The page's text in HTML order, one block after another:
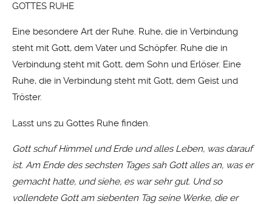
GOTTES RUHE
Eine besondere Art der Ruhe. Ruhe, die in Verbindung
steht mit Gott, dem Vater und Schöpfer. Ruhe die in
Verbindung steht mit Gott, dem Sohn und Erlöser. Eine
Ruhe, die in Verbindung steht mit Gott, dem Geist und
Tröster.
Lasst uns zu Gottes Ruhe finden.
Gott schuf Himmel und Erde und alles Leben, was darauf
ist. Am Ende des sechsten Tages sah Gott alles an, was er
gemacht hatte, und siehe, es war sehr gut. Und so
vollendete Gott am siebenten Tag seine Werke, die er